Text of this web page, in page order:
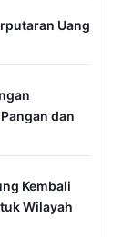
Uang
dan
Kembali
Wilayah